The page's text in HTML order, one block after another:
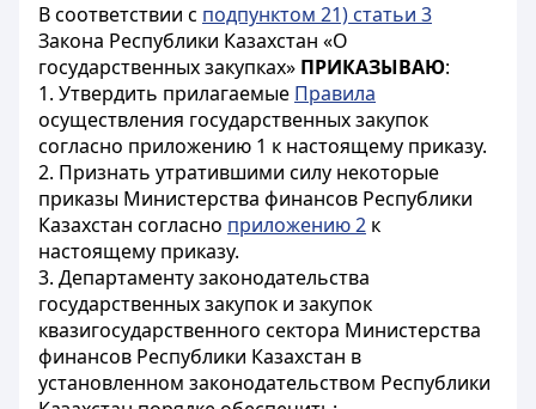
В соответствии с подпунктом 21) статьи 3
Закона Республики Казахстан «О
государственных закупках» ПРИКАЗЫВАЮ:
1. Утвердить прилагаемые Правила
осуществления государственных закупок
согласно приложению 1 к настоящему приказу.
2. Признать утратившими силу некоторые
приказы Министерства финансов Республики
Казахстан согласно приложению 2 к
настоящему приказу.
3. Департаменту законодательства
государственных закупок и закупок
квазигосударственного сектора Министерства
финансов Республики Казахстан в
установленном законодательством Республики